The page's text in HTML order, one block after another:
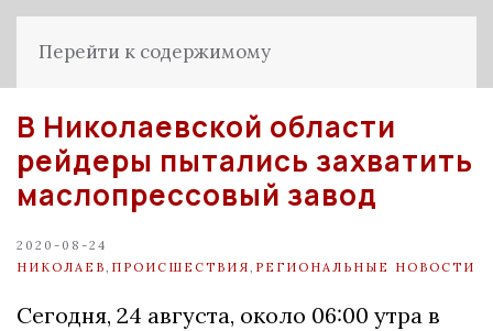
Перейти к содержимому
В Николаевской области
рейдеры пытались захватить
маслопрессовый завод
2020-08-24
НИКОЛАЕВ ПРОИСШЕСТВИЯ РЕГИОНАЛЬНЫЕ НОВОСТИ
Сегодня, 2️4 августа, около 06:00 утра в